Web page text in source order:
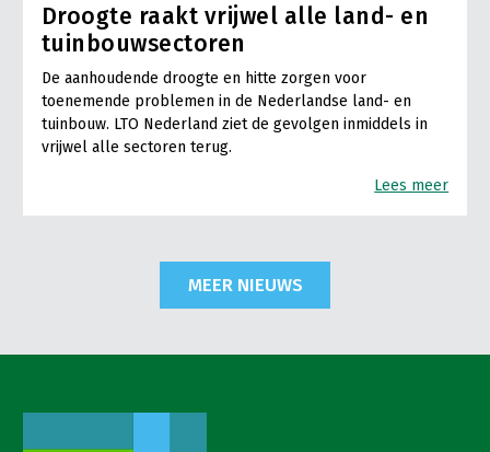
Droogte raakt vrijwel alle land- en
tuinbouwsectoren
De aanhoudende droogte en hitte zorgen voor
toenemende problemen in de Nederlandse land- en
tuinbouw. LTO Nederland ziet de gevolgen inmiddels in
vrijwel alle sectoren terug.
Lees meer
MEER NIEUWS